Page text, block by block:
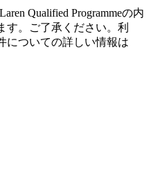
Qualified Programmeの内
す。ご了承ください。利
についての詳しい情報は